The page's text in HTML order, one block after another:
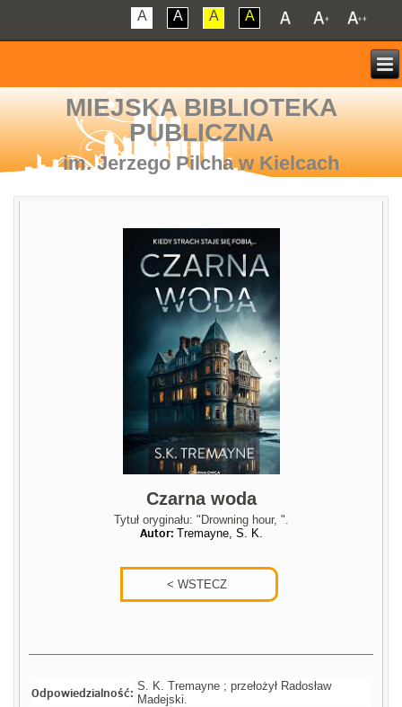
A A A A
MIEJSKA BIBLIOTEKA
PUBLICZNA
im. Jerzego Pilcha w Kielcach
Czarna woda
Tytuł oryginału: "Drowning hour, ".
Autor: Tremayne, S. K.
Odpowiedzialność: S. K. Tremayne ; przełożył Radosław
Madejski.